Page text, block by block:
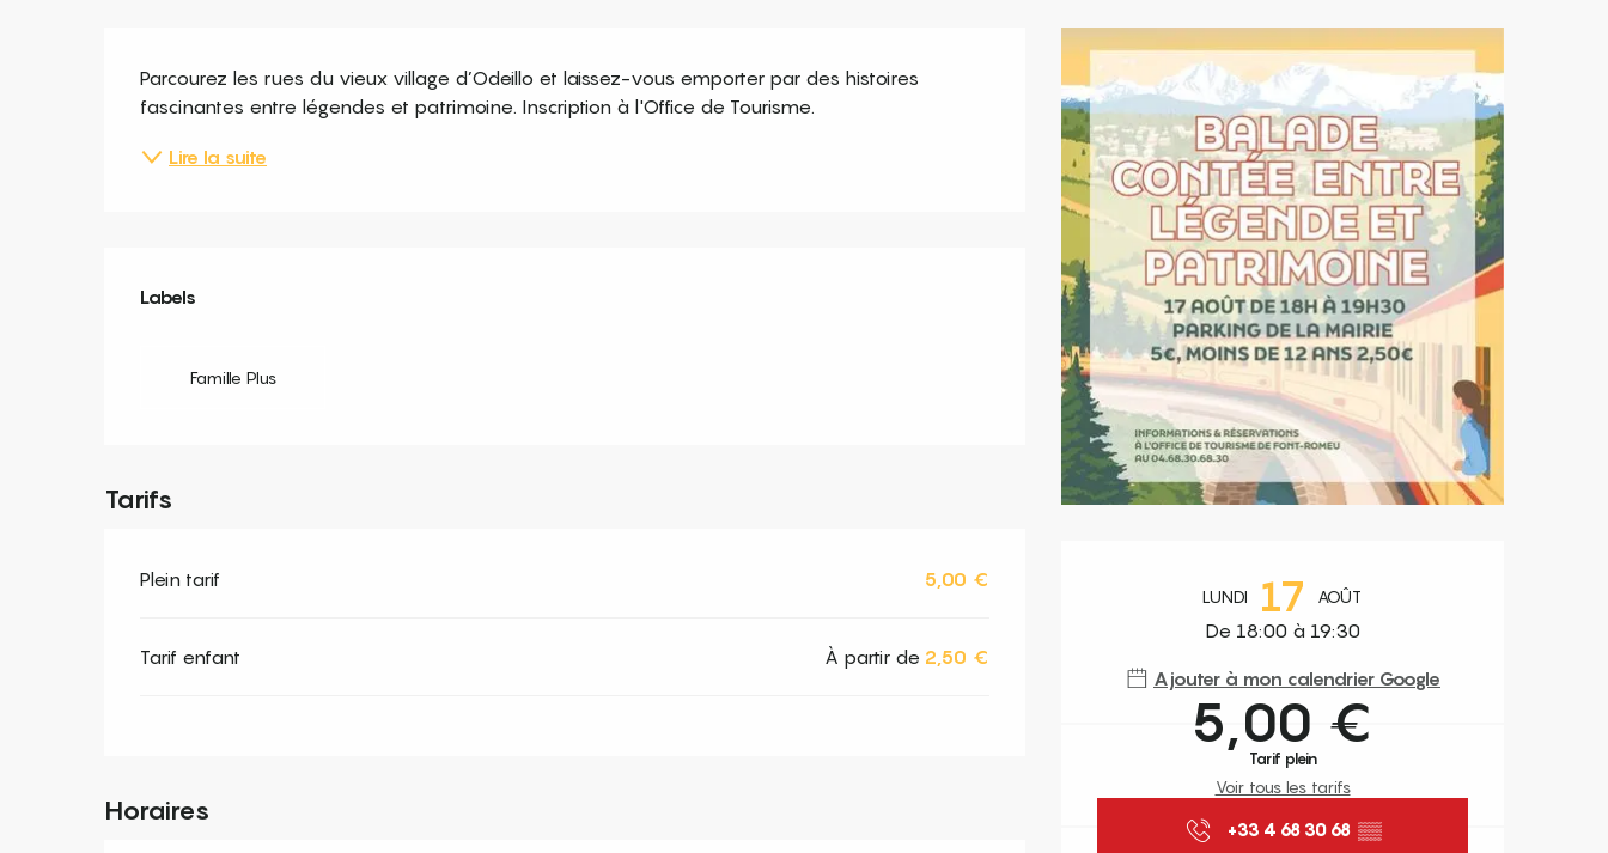
Ouverture et coordonnées
LUNDI 17 AOÛT
De 18:00 à 19:30
Ajouter à mon calendrier Google
5,00 €
Tarif plein
Voir tous les tarifs
+33 4 68 30 68 ▒▒
Description
Parcourez les rues du vieux village d’Odeillo et laissez-vous emporter par des histoires
fascinantes entre légendes et patrimoine. Inscription à l'Office de Tourisme.
Lire la suite
Offres de prestations
Labels
Labels
Famille Plus
Tarifs
Plein tarif 5,00 €
Tarif enfant À partir de 2,50 €
Horaires